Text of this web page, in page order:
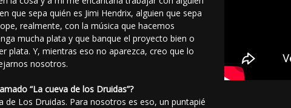
que sepa quién es Jimi Hendrix, alguien que sepa
realmente, con la música que hacemos
mucha plata y que banque el proyecto bien o
plata. Y, mientras eso no aparezca, creo que lo
nosotros.
“La cueva de los Druidas”?
de Los Druidas. Para nosotros es eso, un puntapié